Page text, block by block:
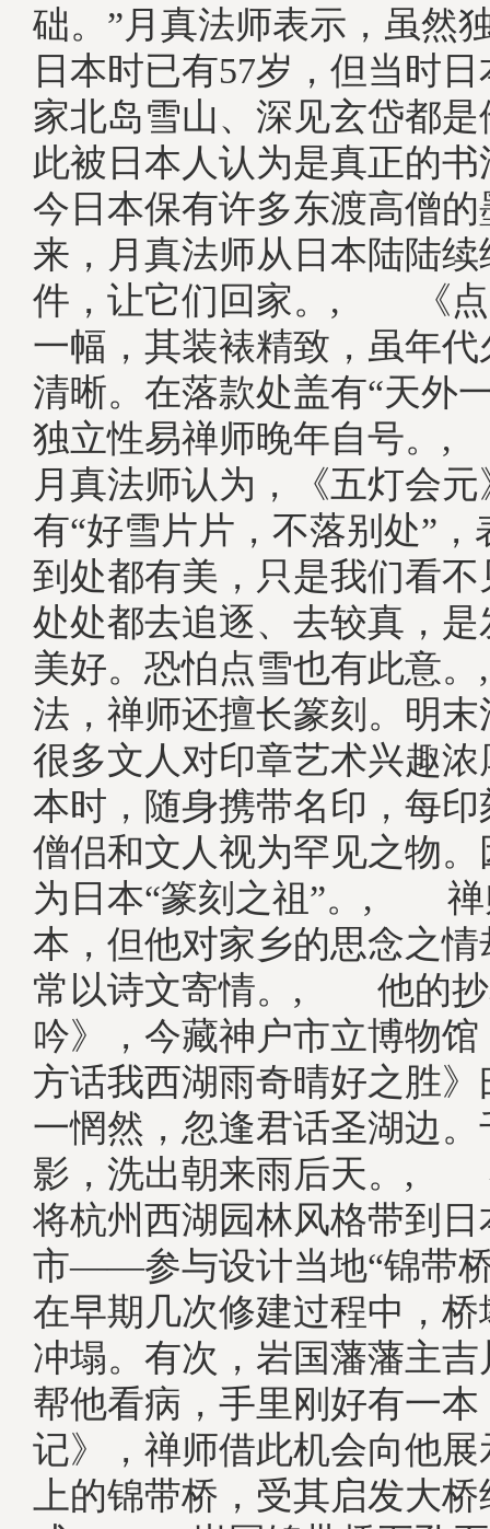
础。”月真法师表示，虽然
日本时已有57岁，但当时
家北岛雪山、深见玄岱都
此被日本人认为是真正
今日本保有许多东渡高僧
来，月真法师从日本陆陆
件，让它们回家。, 《点
一幅，其装裱精致，虽年
清晰。在落款处盖有“天外
独立性易禅师晚年自号
月真法师认为，《五灯会
有“好雪片片，不落别处”
到处都有美，只是我们看
处处都去追逐、去较真，
美好。恐怕点雪也有此
法，禅师还擅长篆刻。明
很多文人对印章艺术兴趣
本时，随身携带名印，每
僧侣和文人视为罕见之物
为日本“篆刻之祖”。, 禅
本，但他对家乡的思念之
常以诗文寄情。, 他的抄
吟》，今藏神户市立博物
方话我西湖雨奇晴好之胜
一惘然，忽逢君话圣湖边
影，洗出朝来雨后天。,
将杭州西湖园林风格带到
市——参与设计当地“锦
在早期几次修建过程中，
冲塌。有次，岩国藩藩主
帮他看病，手里刚好有一
记》，禅师借此机会向他
上的锦带桥，受其启发大